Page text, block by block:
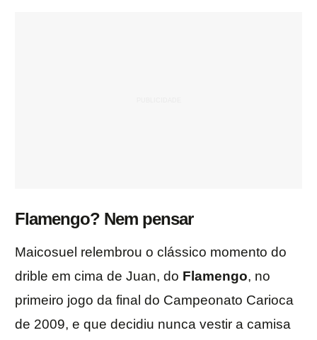
Flamengo? Nem pensar
Maicosuel relembrou o clássico momento do
drible em cima de Juan, do Flamengo, no
primeiro jogo da final do Campeonato Carioca
de 2009, e que decidiu nunca vestir a camisa